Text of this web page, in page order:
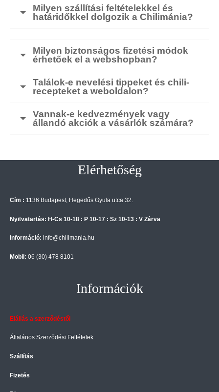
Milyen szállítási feltételekkel és
határidőkkel dolgozik a Chilimánia?
Milyen biztonságos fizetési módok
érhetőek el a webshopban?
Találok-e nevelési tippeket és chili-
recepteket a weboldalon?
Vannak-e kedvezmények vagy
állandó akciók a vásárlók számára?
Elérhetőség
Cím : 1136 Budapest, Hegedűs Gyula utca 32.
Nyitvatartás: H-Cs 10-18 : P 10-17 : Sz 10-13 : V Zárva
Információ: info@chilimania.hu
Mobil: 06 (30) 478 8101
Információk
Elállás a szerződéstől
Általános Szerződési Feltételek
Szállítás
Fizetés